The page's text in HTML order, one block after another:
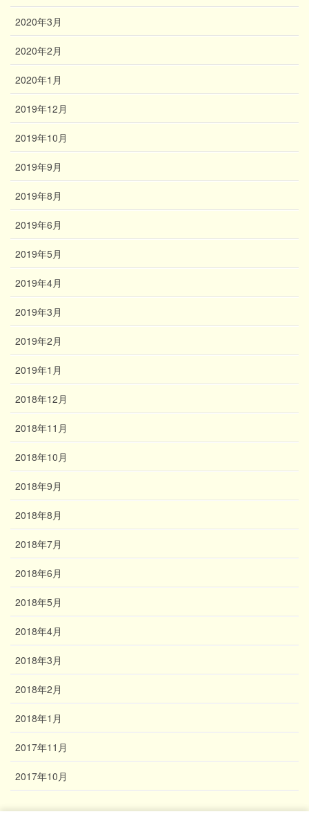
2020年3月
2020年2月
2020年1月
2019年12月
2019年10月
2019年9月
2019年8月
2019年6月
2019年5月
2019年4月
2019年3月
2019年2月
2019年1月
2018年12月
2018年11月
2018年10月
2018年9月
2018年8月
2018年7月
2018年6月
2018年5月
2018年4月
2018年3月
2018年2月
2018年1月
2017年11月
2017年10月